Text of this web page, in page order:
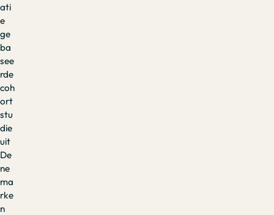
ati
e
ge
ba
see
rde
coh
ort
stu
die
uit
De
ne
ma
rke
n